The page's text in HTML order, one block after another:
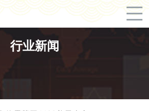
行业新闻